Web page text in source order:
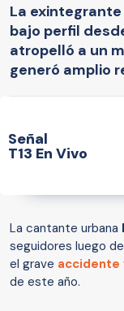
La
bajo perfil
atropelló a un
generó amplio
Señal
T13 En Vivo
La cantante urbana
seguidores luego
el grave accidente
de este año.